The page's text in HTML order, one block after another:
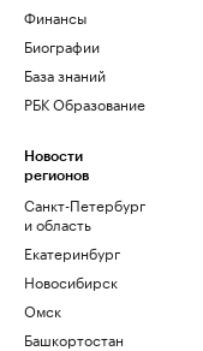
Финансы
Биографии
База знаний
РБК Образование
Новости
регионов
Санкт-Петербург
и область
Екатеринбург
Новосибирск
Омск
Башкортостан